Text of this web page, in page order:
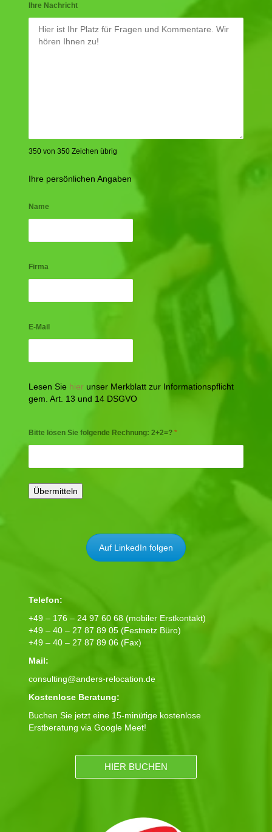
Ihre Nachricht
350 von 350 Zeichen übrig
Ihre persönlichen Angaben
Name
Firma
E-Mail
Lesen Sie hier unser Merkblatt zur Informationspflicht
gem. Art. 13 und 14 DSGVO
Bitte lösen Sie folgende Rechnung: 2+2=? *
Auf LinkedIn folgen
Telefon:
+49 – 176 – 24 97 60 68 (mobiler Erstkontakt)
+49 – 40 – 27 87 89 05 (Festnetz Büro)
+49 – 40 – 27 87 89 06 (Fax)
Mail:
consulting@anders-relocation.de
Kostenlose Beratung:
Buchen Sie jetzt eine 15-minütige kostenlose
Erstberatung via Google Meet!
HIER BUCHEN